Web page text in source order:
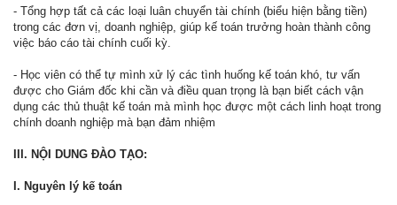
- Tổng hợp tất cả các loại luân chuyển tài chính (biểu hiện bằng tiền)
trong các đơn vị, doanh nghiệp, giúp kế toán trưởng hoàn thành công
việc báo cáo tài chính cuối kỳ.
- Học viên có thể tự mình xử lý các tình huống kế toán khó, tư vấn
được cho Giám đốc khi cần và điều quan trọng là bạn biết cách vận
dụng các thủ thuật kế toán mà mình học được một cách linh hoạt trong
chính doanh nghiệp mà bạn đảm nhiệm
III. NỘI DUNG ĐÀO TẠO:
I. Nguyên lý kế toán